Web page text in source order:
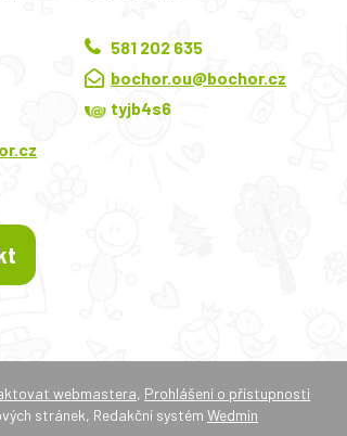
581 202 635
bochor.ou@bochor.cz
tyjb4s6
webmastera, Prohlášení o přístupnosti
stránek, Redakční systémWedmin